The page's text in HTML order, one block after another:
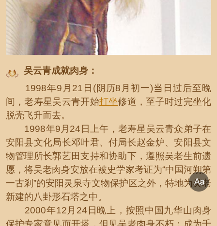
吴云青成就肉身：
1998年9月21日(阴历8月初一)当日过后至晚
间，老寿星吴云青开始打坐修道，至子时过完坐化
脱壳飞升而去。
1998年9月24日上午，老寿星吴云青众弟子在
安阳县文化局长邓叶君、付局长赵金炉、安阳县文
物管理所长郭艺田支持和协助下，遵照吴老生前遗
愿，将吴老肉身安放在被史学家考证为“中国河朔第
一古剎”的安阳灵泉寺文物保护区之外，特地为吴老
新建的八卦形石塔之中。
2000年12月24日晚上，按照中国九华山肉身
保护专家意见而开塔，但见吴老肉身不朽：成为千